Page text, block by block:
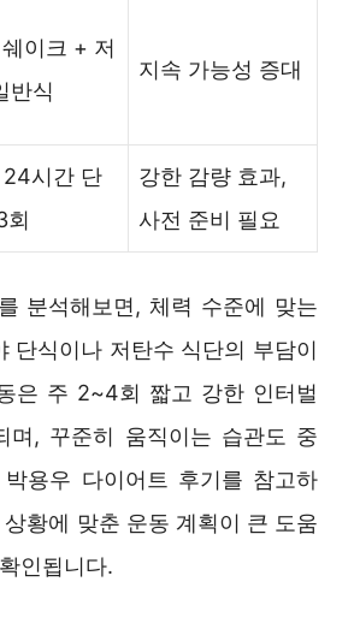
이크 + 저
반식
지속 가능성 증대
시간 단
회
강한 감량 효과,
사전 준비 필요
분석해보면, 체력 수준에 맞는
단식이나 저탄수 식단의 부담이
은 주 2~4회 짧고 강한 인터벌
며, 꾸준히 움직이는 습관도 중
용우 다이어트 후기를 참고하
황에 맞춘 운동 계획이 큰 도움
인됩니다.